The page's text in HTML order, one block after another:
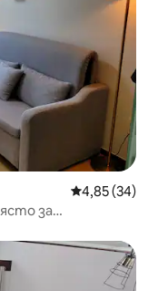
Средна
4,85 (34)
за
с изглед